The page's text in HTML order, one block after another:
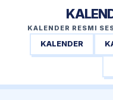
KALENDER RESMI
KALENDER